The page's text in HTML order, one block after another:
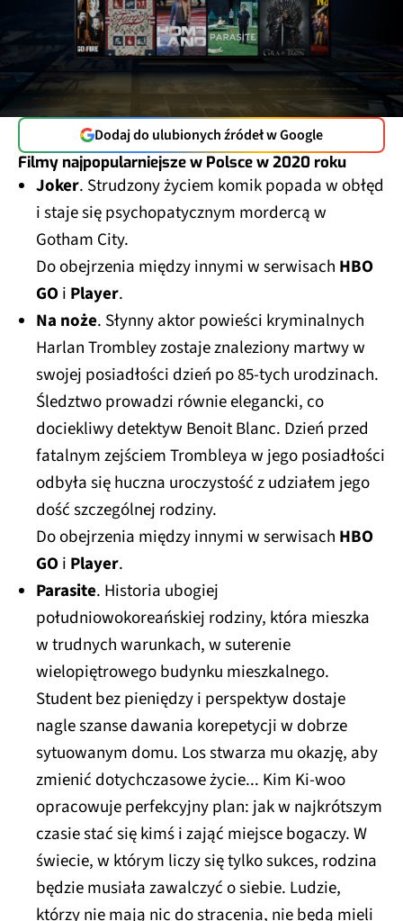
Dodaj do ulubionych źródeł w Google
Filmy najpopularniejsze w Polsce w 2020 roku
Joker. Strudzony życiem komik popada w obłęd
i staje się psychopatycznym mordercą w
Gotham City.
Do obejrzenia między innymi w serwisach HBO
GOi Player
Na noże . Słynny aktor powieści kryminalnych
Harlan Trombley zostaje znaleziony martwy w
swojej posiadłości dzień po 85-tych urodzinach.
Śledztwo prowadzi równie elegancki, co
dociekliwy detektyw Benoit Blanc. Dzień przed
fatalnym zejściem Trombleya w jego posiadłości
odbyła się huczna uroczystość z udziałem jego
dość szczególnej rodziny.
Do obejrzenia między innymi w serwisach HBO
GOi Player
Parasite . Historia ubogiej
południowokoreańskiej rodziny, która mieszka
w trudnych warunkach, w suterenie
wielopiętrowego budynku mieszkalnego.
Student bez pieniędzy i perspektyw dostaje
nagle szanse dawania korepetycji w dobrze
sytuowanym domu. Los stwarza mu okazję, aby
zmienić dotychczasowe życie... Kim Ki-woo
opracowuje perfekcyjny plan: jak w najkrótszym
czasie stać się kimś i zająć miejsce bogaczy. W
świecie, w którym liczy się tylko sukces, rodzina
będzie musiała zawalczyć o siebie. Ludzie,
którzy nie mają nic do stracenia, nie będą mieli